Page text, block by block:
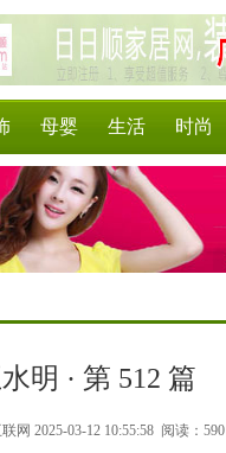
母婴 生活 时尚
明 · 第 512 篇
网 2025-03-12 10:55:58 阅读：590